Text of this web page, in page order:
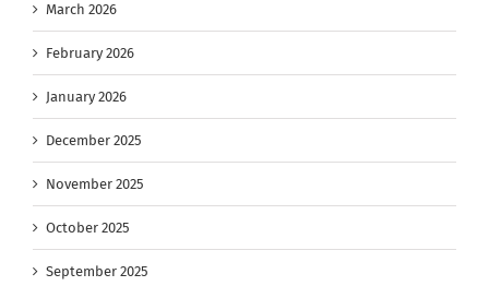
March 2026
February 2026
January 2026
December 2025
November 2025
October 2025
September 2025